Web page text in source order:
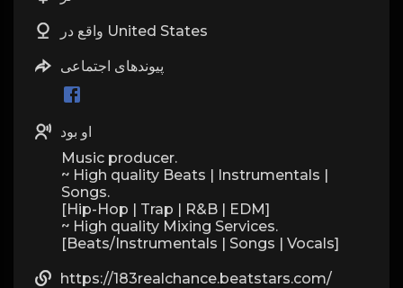
واقع در United States
پیوندهای اجتماعی
او بود
Music producer.
~ High quality Beats | Instrumentals |
Songs.
[Hip-Hop | Trap | R&B | EDM]
~ High quality Mixing Services.
[Beats/Instrumentals | Songs | Vocals]
https://183realchance.beatstars.com/